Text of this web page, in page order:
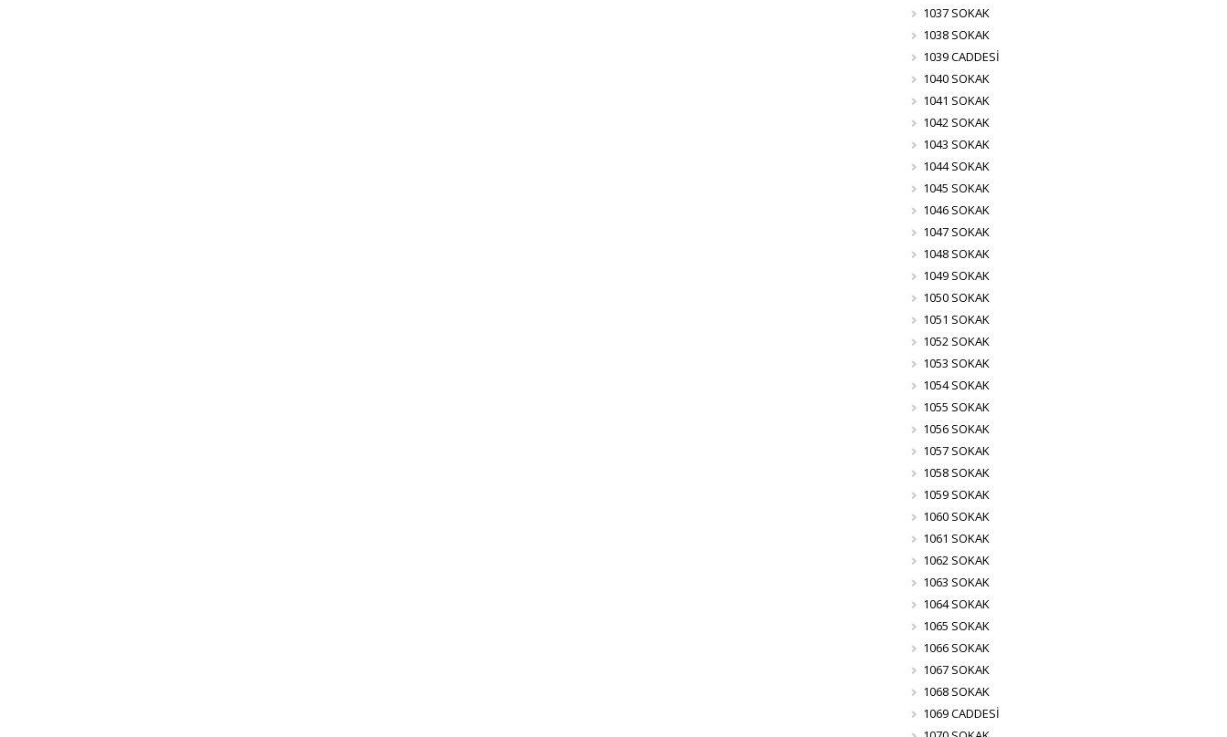
1037 SOKAK
1038 SOKAK
1039 CADDESİ
1040 SOKAK
1041 SOKAK
1042 SOKAK
1043 SOKAK
1044 SOKAK
1045 SOKAK
1046 SOKAK
1047 SOKAK
1048 SOKAK
1049 SOKAK
1050 SOKAK
1051 SOKAK
1052 SOKAK
1053 SOKAK
1054 SOKAK
1055 SOKAK
1056 SOKAK
1057 SOKAK
1058 SOKAK
1059 SOKAK
1060 SOKAK
1061 SOKAK
1062 SOKAK
1063 SOKAK
1064 SOKAK
1065 SOKAK
1066 SOKAK
1067 SOKAK
1068 SOKAK
1069 CADDESİ